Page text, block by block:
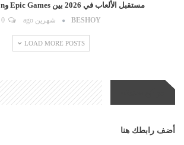
مستقبل الألعاب في 2026 بين Epic Games وPlayStation…
BESHOY شهرين ago
LOAD MORE POSTS
أضف رابطك هنا